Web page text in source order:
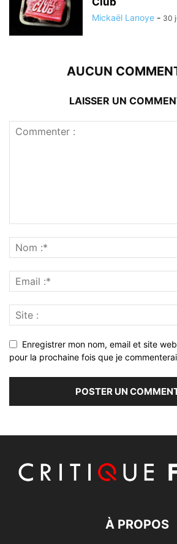
Mickaël Lanoye - 30
AUCUN
LAISSER UN
Enregistrer mon nom, email et site
pour la prochaine fois que je
À PROPOS